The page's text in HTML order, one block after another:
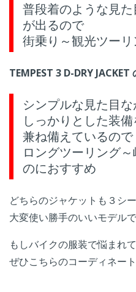
普段着のような見
が出るので
街乗り～観光ツー
TEMPEST 3 D-DRY JACKET
シンプルな見た目な
しっかりとした装備
兼ね備えているので
ロングツーリング
のにおすすめ
どちらのジャケットも３シ
大変使い勝手のいいモデル
もしバイクの服装で悩まれ
ぜひこちらのコーディネー